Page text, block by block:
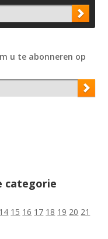
u te abonneren op
categorie
14 15 16 17 18 19 20 21